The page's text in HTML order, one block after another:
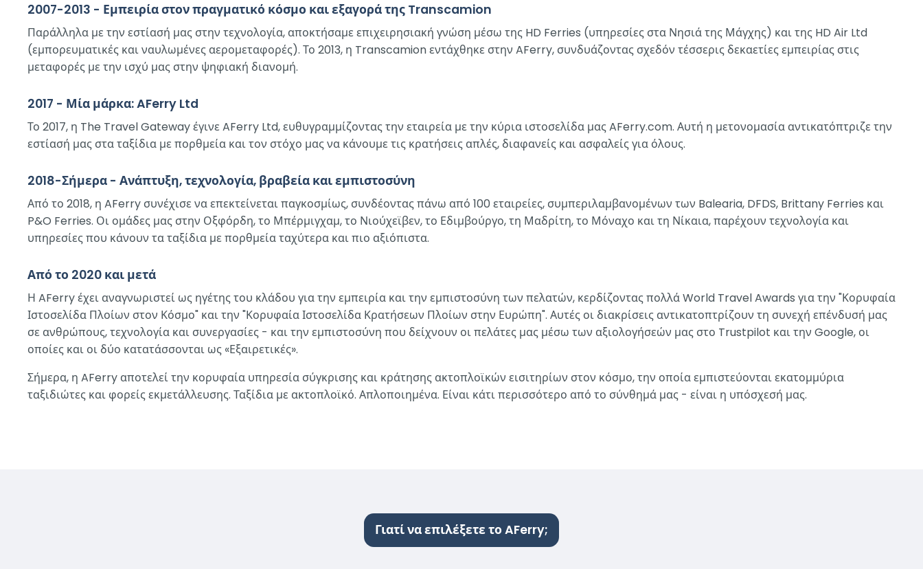
2007-2013 - Εμπειρία στον πραγματικό κόσμο και εξαγορά της Transcamion
Παράλληλα με την εστίασή μας στην τεχνολογία, αποκτήσαμε επιχειρησιακή γνώση μέσω της HD Ferries (υπηρεσίες στα Νησιά της Μάγχης) και της HD Air Ltd
(εμπορευματικές και ναυλωμένες αερομεταφορές). Το 2013, η Transcamion εντάχθηκε στην AFerry, συνδυάζοντας σχεδόν τέσσερις δεκαετίες εμπειρίας στις
μεταφορές με την ισχύ μας στην ψηφιακή διανομή.
2017 - Μία μάρκα: AFerry Ltd
Το 2017, η The Travel Gateway έγινε AFerry Ltd, ευθυγραμμίζοντας την εταιρεία με την κύρια ιστοσελίδα μας AFerry.com. Αυτή η μετονομασία αντικατόπτριζε την
εστίασή μας στα ταξίδια με πορθμεία και τον στόχο μας να κάνουμε τις κρατήσεις απλές, διαφανείς και ασφαλείς για όλους.
2018-Σήμερα - Ανάπτυξη, τεχνολογία, βραβεία και εμπιστοσύνη
Από το 2018, η AFerry συνέχισε να επεκτείνεται παγκοσμίως, συνδέοντας πάνω από 100 εταιρείες, συμπεριλαμβανομένων των Balearia, DFDS, Brittany Ferries και
P&O Ferries. Οι ομάδες μας στην Οξφόρδη, το Μπέρμιγχαμ, το Νιούχεϊβεν, το Εδιμβούργο, τη Μαδρίτη, το Μόναχο και τη Νίκαια, παρέχουν τεχνολογία και
υπηρεσίες που κάνουν τα ταξίδια με πορθμεία ταχύτερα και πιο αξιόπιστα.
Από το 2020 και μετά
Η AFerry έχει αναγνωριστεί ως ηγέτης του κλάδου για την εμπειρία και την εμπιστοσύνη των πελατών, κερδίζοντας πολλά World Travel Awards για την "Κορυφαία
Ιστοσελίδα Πλοίων στον Κόσμο" και την "Κορυφαία Ιστοσελίδα Κρατήσεων Πλοίων στην Ευρώπη". Αυτές οι διακρίσεις αντικατοπτρίζουν τη συνεχή επένδυσή μας
σε ανθρώπους, τεχνολογία και συνεργασίες - και την εμπιστοσύνη που δείχνουν οι πελάτες μας μέσω των αξιολογήσεών μας στο Trustpilot και την Google, οι
οποίες και οι δύο κατατάσσονται ως «Εξαιρετικές».
Σήμερα, η AFerry αποτελεί την κορυφαία υπηρεσία σύγκρισης και κράτησης ακτοπλοϊκών εισιτηρίων στον κόσμο, την οποία εμπιστεύονται εκατομμύρια
ταξιδιώτες και φορείς εκμετάλλευσης. Ταξίδια με ακτοπλοϊκό. Απλοποιημένα. Είναι κάτι περισσότερο από το σύνθημά μας - είναι η υπόσχεσή μας.
Γιατί να επιλέξετε το AFerry;